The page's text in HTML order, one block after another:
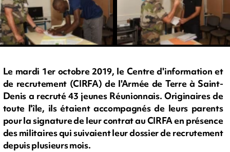
Le mardi 1er octobre 2019, le Centre d'information et
de recrutement (CIRFA) de l'Armée de Terre à Saint-
Denis a recruté 43 jeunes Réunionnais. Originaires de
toute l'île, ils étaient accompagnés de leurs parents
pour la signature de leur contrat au CIRFA en présence
des militaires qui suivaient leur dossier de recrutement
depuis plusieurs mois.